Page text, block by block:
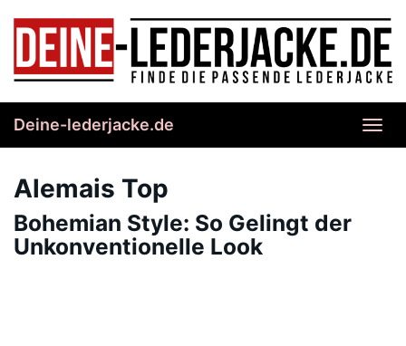
content
Deine-lederjacke.de
Alemais Top
Bohemian Style: So Gelingt der
Unkonventionelle Look